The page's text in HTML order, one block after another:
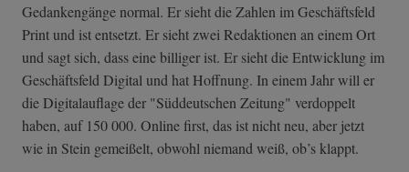
Gedankengänge normal. Er sieht die Zahlen im Geschäftsfeld
Print und ist entsetzt. Er sieht zwei Redaktionen an einem Ort
und sagt sich, dass eine billiger ist. Er sieht die Entwicklung im
Geschäftsfeld Digital und hat Hoffnung. In einem Jahr will er
die Digitalauflage der "Süddeutschen Zeitung" verdoppelt
haben, auf 150 000. Online first, das ist nicht neu, aber jetzt
wie in Stein gemeißelt, obwohl niemand weiß, ob’s klappt.